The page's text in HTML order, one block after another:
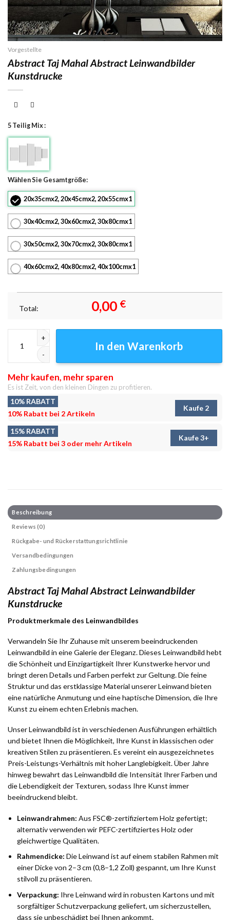
Vorgestellte
Abstract Taj Mahal Abstract Leinwandbilder
Kunstdrucke
5 Teilig Mix :
Wählen Sie Gesamtgröße:
20x35cmx2, 20x45cmx2, 20x55cmx1
30x40cmx2, 30x60cmx2, 30x80cmx1
30x50cmx2, 30x70cmx2, 30x80cmx1
40x60cmx2, 40x80cmx2, 40x100cmx1
Total: 0,00 €
Abstract Taj Mahal Abstract Leinwandbilder Kunstdrucke Menge
In den Warenkorb
Mehr kaufen, mehr sparen
Es ist Zeit, von den kleinen Dingen zu profitieren.
10% RABATT
10% Rabatt bei 2 Artikeln
Kaufe 2
15% RABATT
15% Rabatt bei 3 oder mehr Artikeln
Kaufe 3+
Beschreibung
Reviews (0)
Rückgabe- und Rückerstattungsrichtlinie
Versandbedingungen
Zahlungsbedingungen
Abstract Taj Mahal Abstract Leinwandbilder
Kunstdrucke
Produktmerkmale des Leinwandbildes
Verwandeln Sie Ihr Zuhause mit unserem beeindruckenden
Leinwandbild in eine Galerie der Eleganz. Dieses Leinwandbild hebt
die Schönheit und Einzigartigkeit Ihrer Kunstwerke hervor und
bringt deren Details und Farben perfekt zur Geltung. Die feine
Struktur und das erstklassige Material unserer Leinwand bieten
eine natürliche Anmutung und eine haptische Dimension, die Ihre
Kunst zu einem echten Erlebnis machen.
Unser Leinwandbild ist in verschiedenen Ausführungen erhältlich
und bietet Ihnen die Möglichkeit, Ihre Kunst in klassischen oder
kreativen Stilen zu präsentieren. Es vereint ein ausgezeichnetes
Preis-Leistungs-Verhältnis mit hoher Langlebigkeit. Über Jahre
hinweg bewahrt das Leinwandbild die Intensität Ihrer Farben und
die Lebendigkeit der Texturen, sodass Ihre Kunst immer
beeindruckend bleibt.
Leinwandrahmen: Aus FSC®-zertifiziertem Holz gefertigt;
alternativ verwenden wir PEFC-zertifiziertes Holz oder
gleichwertige Qualitäten.
Rahmendicke: Die Leinwand ist auf einem stabilen Rahmen mit
einer Dicke von 2–3 cm (0,8–1,2 Zoll) gespannt, um Ihre Kunst
stilvoll zu präsentieren.
Verpackung: Ihre Leinwand wird in robusten Kartons und mit
sorgfältiger Schutzverpackung geliefert, um sicherzustellen,
dass sie unbeschädigt bei Ihnen ankommt.